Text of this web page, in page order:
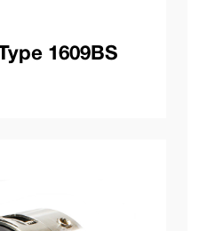
1609BS